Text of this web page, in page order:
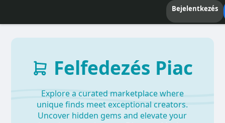
Bejelentkezés
Felfedezés Piac
Explore a curated marketplace where
unique finds meet exceptional creators.
Uncover hidden gems and elevate your